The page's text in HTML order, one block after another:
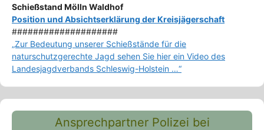
Schießstand Mölln Waldhof
Position und Absichtserklärung der Kreisjägerschaft
####################
„Zur Bedeutung unserer Schießstände für die
naturschutzgerechte Jagd sehen Sie hier ein Video des
Landesjagdverbands Schleswig-Holstein …“
Ansprechpartner Polizei bei